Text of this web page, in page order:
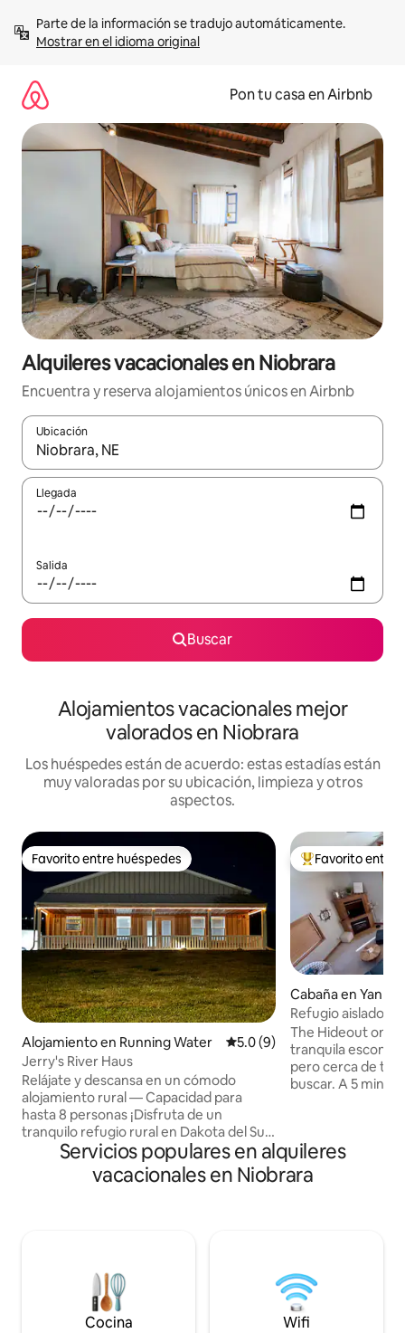
contenidoMostrar en el idioma original
Pon tu casa en Airbnb
Alquileres vacacionales en Niobrara
Encuentra y reserva alojamientos únicos en Airbnb
Ubicación
Cuando los resultados estén disponibles, navega con las
Llegada
Salida
Buscar
Alojamientos vacacionales mejor
valorados en Niobrara
Los huéspedes están de acuerdo: estas estadías están
muy valoradas por su ubicación, limpieza y otros
aspectos.
Favorito entre huéspedes
Favorito entre huéspedes
Alojamiento en Running Water Calificación promedio: 5.0
5.0 (9)
Jerry's River Haus
Relájate y descansa en un cómodo
alojamiento rural — Capacidad para
hasta 8 personas ¡Disfruta de un
tranquilo refugio rural en Dakota del Sur,
cerca del río Misuri! Observe ciervos,
pavos y águilas en su paseo matutino y
luego regrese a un hogar luminoso y
lavadora/secadora y un espacio privado
al aire libre perfecto para tomar café,
asar a la parrilla o encender fuegos
nocturnos. Ideal para familias, amigos,
Favorito entre
Favorito entre
Cabaña en
Refugio aislado
porche, chimenea
The Hideout on
tranquila
pero cerca de
buscar. A 5
fines de semana con
café en el
junto a la
básicos de
llegar,
Servicios populares en alquileres
vacacionales en Niobrara
Cocina Wifi